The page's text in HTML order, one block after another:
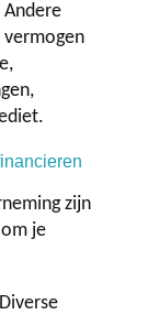
vermogen
zijn
je
Diverse